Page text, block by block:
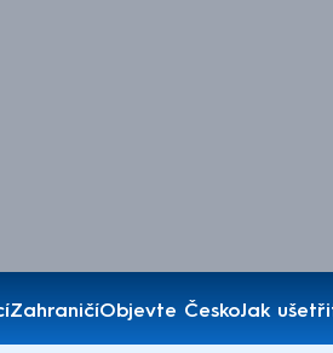
ZahraničíObjevte ČeskoJak